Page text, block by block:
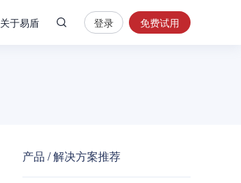
关于易盾
安
全
登录 免费试用
产品 / 解决方案推荐